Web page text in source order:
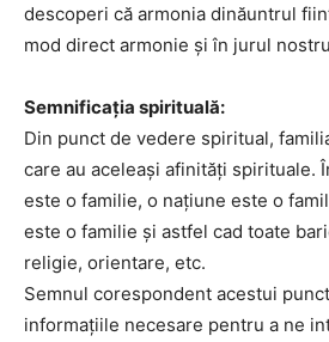
descoperi că armonia dinăuntrul
mod direct armonie şi în jurul
Semnificaţia spirituală:
Din punct de vedere spiritual,
care au aceleaşi afinităţi spirituale.
este o familie, o naţiune este o
este o familie şi astfel cad toate
religie, orientare, etc.
Semnul corespondent acestui
informaţiile necesare pentru a ne